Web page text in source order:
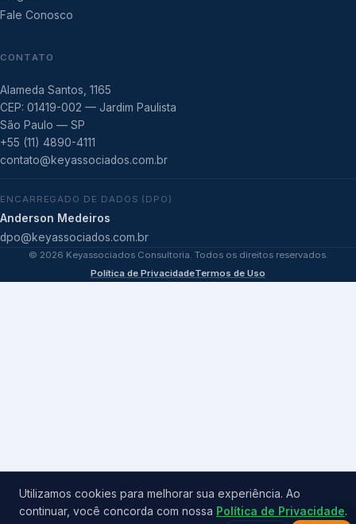
Fale Conosco
CONTATO
Alameda Santos, 1165
CEP: 01419-002 — Jardim Paulista
São Paulo — SP
+55 (11) 4890-4111
contato@keyassociados.com.br
ENCARREGADO DE DADOS (DPO)
Anderson Medeiros
dpo@keyassociados.com.br
© 2026 Keyassociados Consultoria. Todos os direitos reservados.
Política de PrivacidadeTermos de Uso
Utilizamos cookies para melhorar sua experiência. Ao
continuar, você concorda com nossa Política de Privacidade.